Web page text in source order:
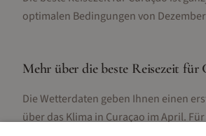
optimalen Bedingungen von
Mehr über die beste Reisezeit für
Die Wetterdaten geben Ihnen einen
über das Klima in Curaçao imApril.